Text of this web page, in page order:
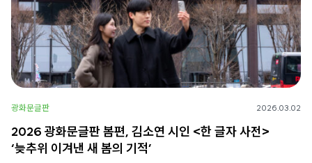
광화문글판 2026.03.02
2026 광화문글판 봄편, 김소연 시인 <한 글자 사전>
‘늦추위 이겨낸 새 봄의 기적’